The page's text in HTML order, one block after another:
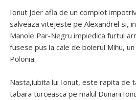
Ionut Jder afla de un complot
salveaza vitejeste pe Alexandrel si,
Manole Par-Negru impiedica furtul
fusese pus la cale de boierul Mihu,
Polonia.
Nasta,iubita lui Ionut, este rapita de
tabara turceasca pe malul